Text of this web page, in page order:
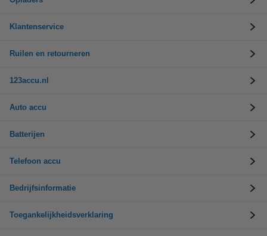
Klantenservice
Ruilen en retourneren
123accu.nl
Auto accu
Batterijen
Telefoon accu
Bedrijfsinformatie
Toegankelijkheidsverklaring